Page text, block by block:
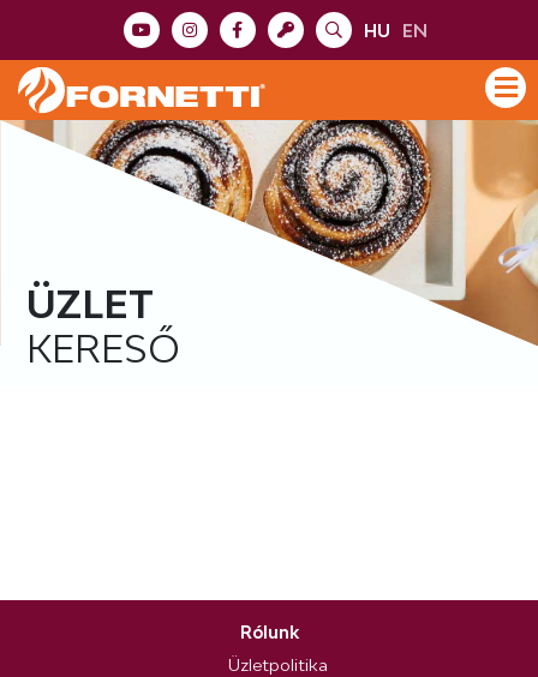
HU EN
ÜZLET
KERESŐ
Rólunk
Üzletpolitika